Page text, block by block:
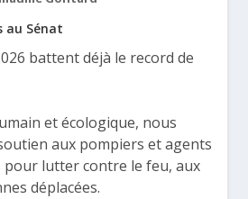
au Sénat
battent déjà le record de
et écologique, nous
aux pompiers et agents
pour lutter contre le feu, aux
déplacées.